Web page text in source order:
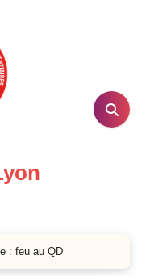
: feu au QD